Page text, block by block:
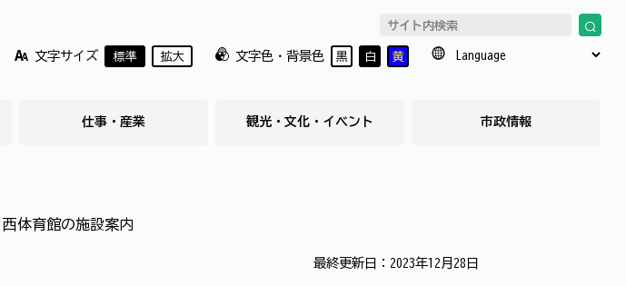
文字サイズ 標準 拡大 文字色・背景色 黒 白 黄
仕事・産業 観光・文化・イベント 市政情報
西体育館の施設案内
最終更新日：2023年12月28日